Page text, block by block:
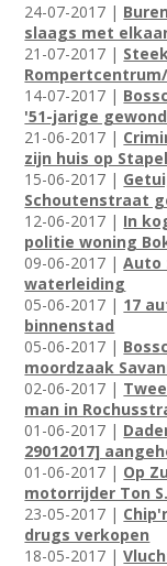
24-07-2017 |
slaags met
21-07-2017 |
14-07-2017 |
'51-jarige
21-06-2017 |
zijn huis op
15-06-2017 |
Schoutenstraat
12-06-2017 | In
politie woning
09-06-2017 |Auto
waterleiding
05-06-2017 | 17
binnenstad
05-06-2017 |
moordzaak
02-06-2017 |
man in
01-06-2017 |
29012017]
01-06-2017 | Op
motorrijder Ton
23-05-2017 |
drugs verkopen
18-05-2017 |